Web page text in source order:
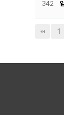
342
1